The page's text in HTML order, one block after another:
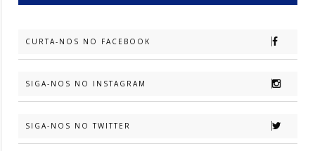
CURTA-NOS NO FACEBOOK
SIGA-NOS NO INSTAGRAM
SIGA-NOS NO TWITTER